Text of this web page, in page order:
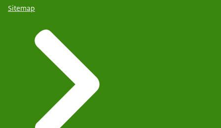
Sitemap